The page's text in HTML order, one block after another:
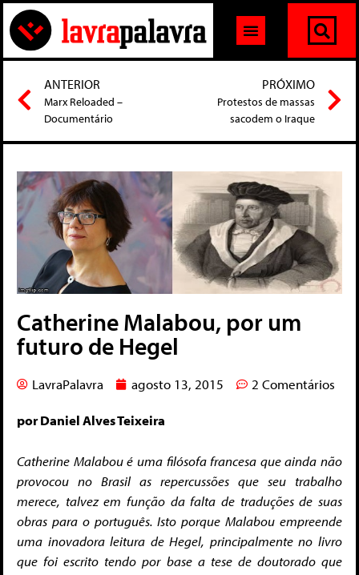
ANTERIOR
Marx Reloaded –
Documentário
PRÓXIMO
Protestos de massas
sacodem o Iraque
Catherine Malabou, por um
futuro de Hegel
LavraPalavra agosto 13, 2015 2 Comentários
por Daniel Alves Teixeira
Catherine Malabou é uma filósofa francesa que ainda não
provocou no Brasil as repercussões que seu trabalho
merece, talvez em função da falta de traduções de suas
obras para o português. Isto porque Malabou empreende
uma inovadora leitura de Hegel, principalmente no livro
que foi escrito tendo por base a tese de doutorado que